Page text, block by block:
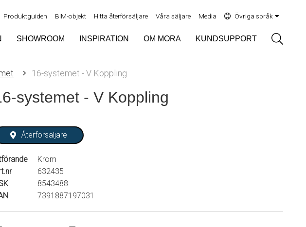
Produktguiden BIM-objekt Hitta återförsäljare Våra säljare Media Övriga språk
SHOWROOM INSPIRATION OM MORA KUNDSUPPORT
16-systemet - V Koppling
systemet - V Koppling
Återförsäljare
Krom
632435
8543488
7391887197031